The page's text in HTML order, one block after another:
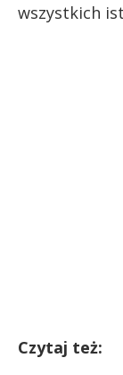
wszystkich
Czytaj też: